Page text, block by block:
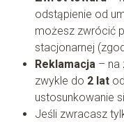
odstąpienie od
możesz zwrócić
stacjonarnej
Reklamacja– na
zwykle do 2 lat
ustosunkowanie
Jeśli zwracasz